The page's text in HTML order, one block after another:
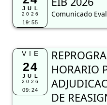
JUL
2026
19:55
Comunicado
VIE
24
JUL
2026
09:24
HORARIO
DE